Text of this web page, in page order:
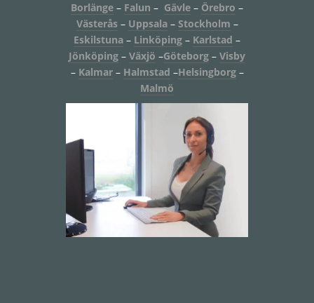
Borlänge – Falun – Gävle – Örebro –
Västerås– Uppsala– Stockholm –
Eskilstuna – Linköping – Karlstad –
Jönköping – Växjö –Göteborg – Visby
– Kalmar– Halmstad –Helsingborg–
Malmö